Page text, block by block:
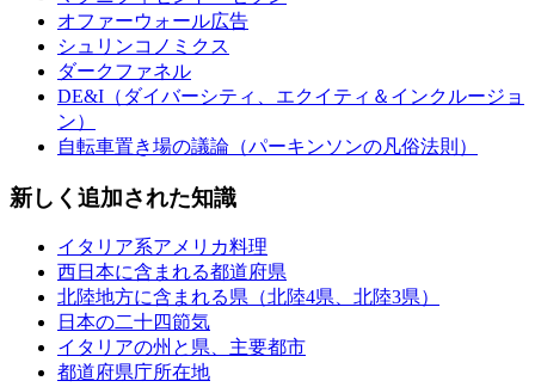
オファーウォール広告
シュリンコノミクス
ダークファネル
DE&I（ダイバーシティ、エクイティ＆インクルージョ
ン）
自転車置き場の議論（パーキンソンの凡俗法則）
新しく追加された知識
イタリア系アメリカ料理
西日本に含まれる都道府県
北陸地方に含まれる県（北陸4県、北陸3県）
日本の二十四節気
イタリアの州と県、主要都市
都道府県庁所在地